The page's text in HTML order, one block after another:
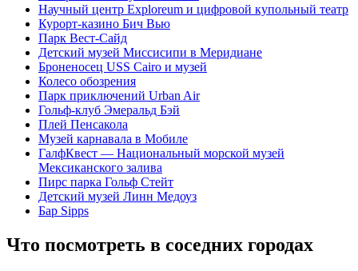
Научный центр Exploreum и цифровой купольный театр
Курорт-казино Бич Вью
Парк Вест-Сайд
Детский музей Миссисипи в Меридиане
Броненосец USS Cairo и музей
Колесо обозрения
Парк приключений Urban Air
Гольф-клуб Эмеральд Бэй
Плей Пенсакола
Музей карнавала в Мобиле
ГалфКвест — Национальный морской музей
Мексиканского залива
Пирс парка Гольф Стейт
Детский музей Линн Медоуз
Бар Sipps
Что посмотреть в соседних городах